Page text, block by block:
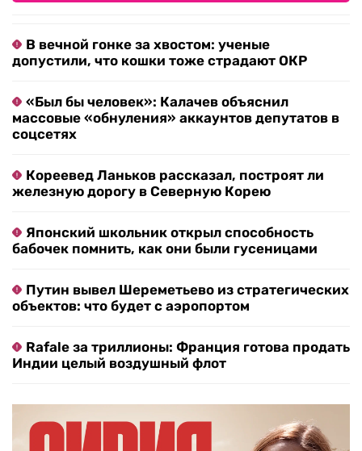
В вечной гонке за хвостом: ученые
допустили, что кошки тоже страдают ОКР
«Был бы человек»: Калачев объяснил
массовые «обнуления» аккаунтов депутатов в
соцсетях
Кореевед Ланьков рассказал, построят ли
железную дорогу в Северную Корею
Японский школьник открыл способность
бабочек помнить, как они были гусеницами
Путин вывел Шереметьево из стратегических
объектов: что будет с аэропортом
Rafale за триллионы: Франция готова продать
Индии целый воздушный флот